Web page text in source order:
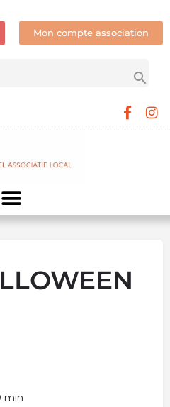
Mon compte association
min